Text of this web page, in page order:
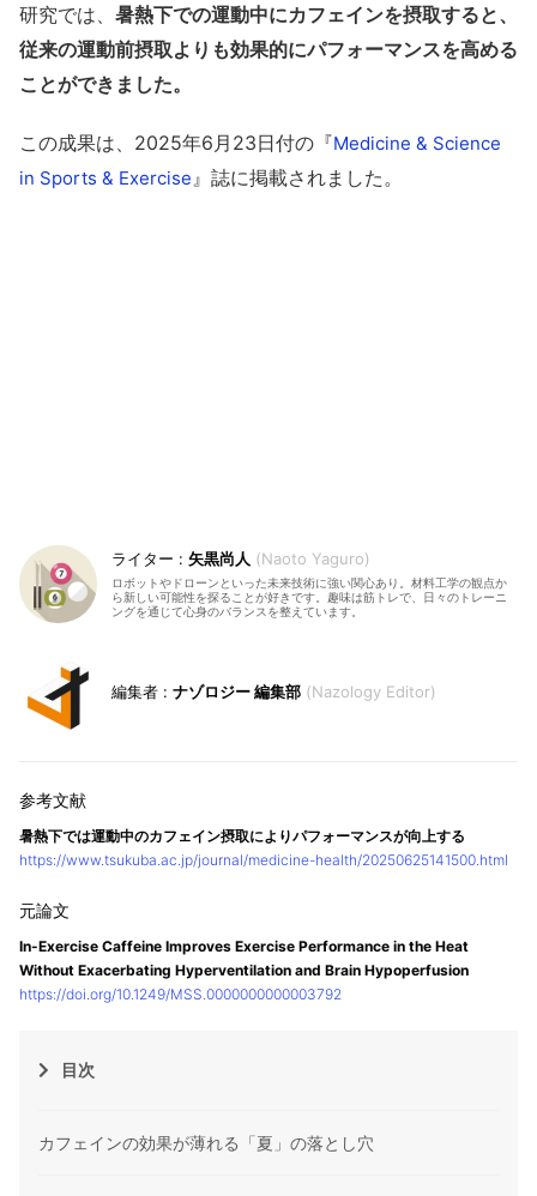
研究では、 暑熱下での運動中にカフェインを摂取すると、
従来の運動前摂取よりも効果的にパフォーマンスを高める
ことができました。
この成果は、2025年6月23日付の『Medicine & Science
in Sports & Exercise 』誌に掲載されました。
矢黒尚人 Naoto Yaguro
ロボットやドローンといった未来技術に強い関心あり。材料工学の観点か
ら新しい可能性を探ることが好きです。趣味は筋トレで、日々のトレーニ
ングを通じて心身のバランスを整えています。
ナゾロジー 編集部 Nazology Editor
暑熱下では運動中のカフェイン摂取によりパフォーマンスが向上する
https://www.tsukuba.ac.jp/journal/medicine-health/20250625141500.html
In-Exercise Caffeine Improves Exercise Performance in the Heat
Without Exacerbating Hyperventilation and Brain Hypoperfusion
https://doi.org/10.1249/MSS.0000000000003792
目次
カフェインの効果が薄れる「夏」の落とし穴